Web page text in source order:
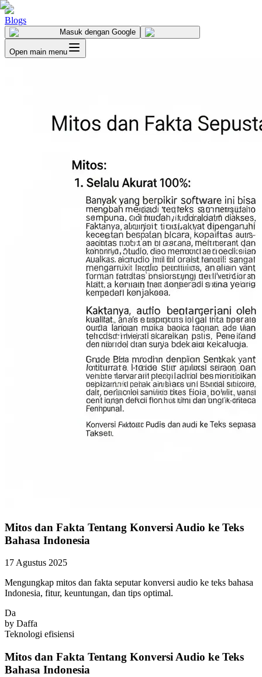
Blogs
Masuk dengan Google
Open main menu
Mitos dan Fakta Tentang Konversi Audio ke Teks
Bahasa Indonesia
17 Agustus 2025
Mengungkap mitos dan fakta seputar konversi audio ke teks bahasa
Indonesia, fitur, keuntungan, dan tips optimal.
Da
by Daffa
Teknologi efisiensi
Mitos dan Fakta Tentang Konversi Audio ke Teks
Bahasa Indonesia